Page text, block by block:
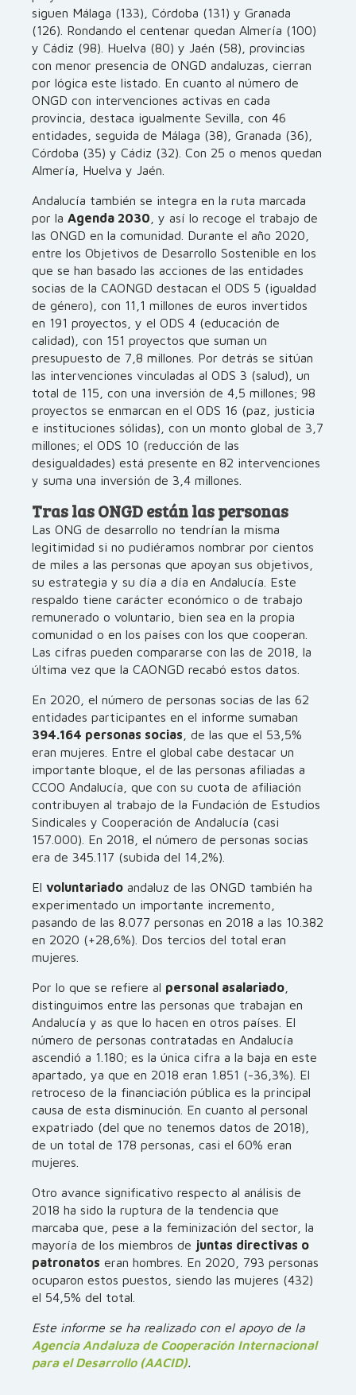
siguen Málaga (133), Córdoba (131) y Granada
(126). Rondando el centenar quedan Almería (100)
y Cádiz (98). Huelva (80) y Jaén (58), provincias
con menor presencia de ONGD andaluzas, cierran
por lógica este listado. En cuanto al número de
ONGD con intervenciones activas en cada
provincia, destaca igualmente Sevilla, con 46
entidades, seguida de Málaga (38), Granada (36),
Córdoba (35) y Cádiz (32). Con 25 o menos quedan
Almería, Huelva y Jaén.
Andalucía también se integra en la ruta marcada
por la Agenda 2030 , y así lo recoge el trabajo de
las ONGD en la comunidad. Durante el año 2020,
entre los Objetivos de Desarrollo Sostenible en los
que se han basado las acciones de las entidades
socias de la CAONGD destacan el ODS 5 (igualdad
de género), con 11,1 millones de euros invertidos
en 191 proyectos, y el ODS 4 (educación de
calidad), con 151 proyectos que suman un
presupuesto de 7,8 millones. Por detrás se sitúan
las intervenciones vinculadas al ODS 3 (salud), un
total de 115, con una inversión de 4,5 millones; 98
proyectos se enmarcan en el ODS 16 (paz, justicia
e instituciones sólidas), con un monto global de 3,7
millones; el ODS 10 (reducción de las
desigualdades) está presente en 82 intervenciones
y suma una inversión de 3,4 millones.
Tras las ONGD están las personas
Las ONG de desarrollo no tendrían la misma
legitimidad si no pudiéramos nombrar por cientos
de miles a las personas que apoyan sus objetivos,
su estrategia y su día a día en Andalucía. Este
respaldo tiene carácter económico o de trabajo
remunerado o voluntario, bien sea en la propia
comunidad o en los países con los que cooperan.
Las cifras pueden compararse con las de 2018, la
última vez que la CAONGD recabó estos datos.
En 2020, el número de personas socias de las 62
entidades participantes en el informe sumaban
394.164 personas socias , de las que el 53,5%
eran mujeres. Entre el global cabe destacar un
importante bloque, el de las personas afiliadas a
CCOO Andalucía, que con su cuota de afiliación
contribuyen al trabajo de la Fundación de Estudios
Sindicales y Cooperación de Andalucía (casi
157.000). En 2018, el número de personas socias
era de 345.117 (subida del 14,2%).
El voluntariado andaluz de las ONGD también ha
experimentado un importante incremento,
pasando de las 8.077 personas en 2018 a las 10.382
en 2020 (+28,6%). Dos tercios del total eran
mujeres.
Por lo que se refiere al personal asalariado
distinguimos entre las personas que trabajan en
Andalucía y as que lo hacen en otros países. El
número de personas contratadas en Andalucía
ascendió a 1.180; es la única cifra a la baja en este
apartado, ya que en 2018 eran 1.851 (-36,3%). El
retroceso de la financiación pública es la principal
causa de esta disminución. En cuanto al personal
expatriado (del que no tenemos datos de 2018),
de un total de 178 personas, casi el 60% eran
mujeres.
Otro avance significativo respecto al análisis de
2018 ha sido la ruptura de la tendencia que
marcaba que, pese a la feminización del sector, la
mayoría de los miembros de juntas directivas o
patronatos eran hombres. En 2020, 793 personas
ocuparon estos puestos, siendo las mujeres (432)
el 54,5% del total.
Este informe se ha realizado con el apoyo de la
Agencia Andaluza de Cooperación Internacional
para el Desarrollo (AACID).